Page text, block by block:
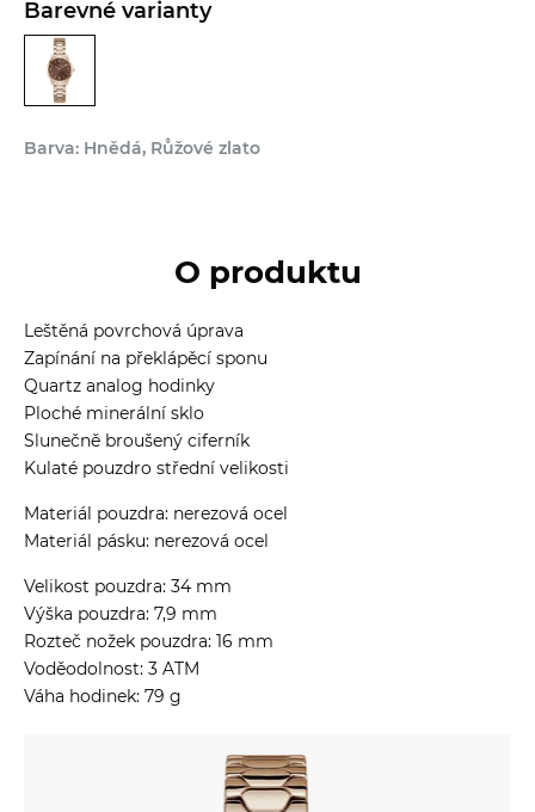
Barevné varianty
Barva: Hnědá, Růžové zlato
O produktu
Leštěná povrchová úprava
Zapínání na překlápěcí sponu
Quartz analog hodinky
Ploché minerální sklo
Slunečně broušený ciferník
Kulaté pouzdro střední velikosti
Materiál pouzdra: nerezová ocel
Materiál pásku: nerezová ocel
Velikost pouzdra: 34 mm
Výška pouzdra: 7,9 mm
Rozteč nožek pouzdra: 16 mm
Voděodolnost: 3 ATM
Váha hodinek: 79 g